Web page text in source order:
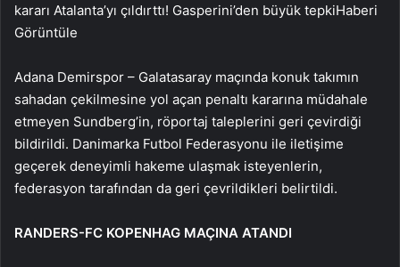
kararı Atalanta’yı çıldırttı! Gasperini’den büyük tepkiHaberi
Görüntüle
Adana Demirspor – Galatasaray maçında konuk takımın
sahadan çekilmesine yol açan penaltı kararına müdahale
etmeyen Sundberg’in, röportaj taleplerini geri çevirdiği
bildirildi. Danimarka Futbol Federasyonu ile iletişime
geçerek deneyimli hakeme ulaşmak isteyenlerin,
federasyon tarafından da geri çevrildikleri belirtildi.
RANDERS-FC KOPENHAG MAÇINA ATANDI